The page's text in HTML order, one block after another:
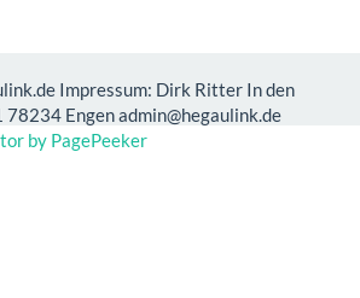
Impressum: Dirk Ritter In den
78234 Engen admin@hegaulink.de
by PagePeeker